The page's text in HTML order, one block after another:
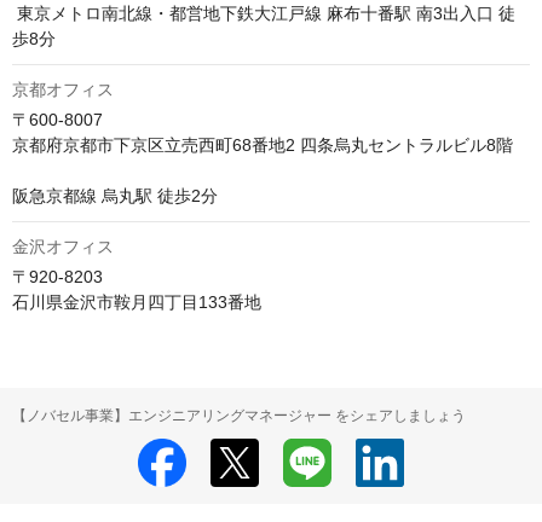
歩8分
京都オフィス
〒600-8007
京都府京都市下京区立売西町68番地2 四条烏丸セントラルビル8階
阪急京都線 烏丸駅 徒歩2分
金沢オフィス
〒920-8203
石川県金沢市鞍月四丁目133番地
【ノバセル事業】エンジニアリングマネージャー をシェアしましょう